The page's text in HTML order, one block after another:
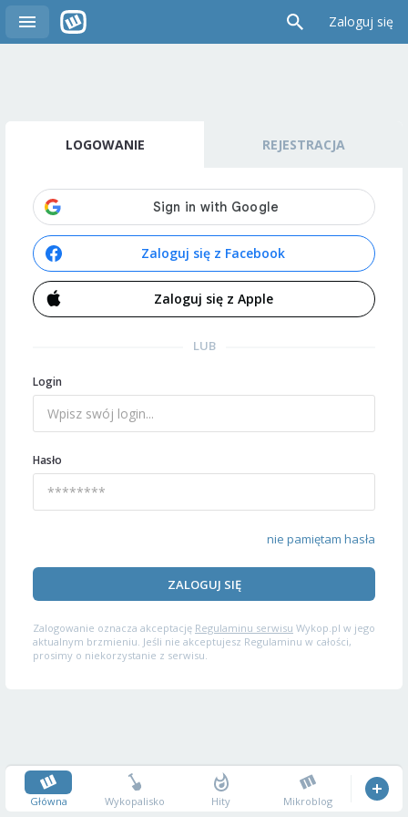
Zaloguj się
LOGOWANIE REJESTRACJA
Zaloguj się z Facebook
Zaloguj się z Apple
LUB
Login
Hasło
nie pamiętam hasła
ZALOGUJ SIĘ
Zalogowanie oznacza akceptację Regulaminu serwisu Wykop.pl w jego
aktualnym brzmieniu. Jeśli nie akceptujesz Regulaminu w całości,
prosimy o niekorzystanie z serwisu.
Główna Wykopalisko Hity Mikroblog